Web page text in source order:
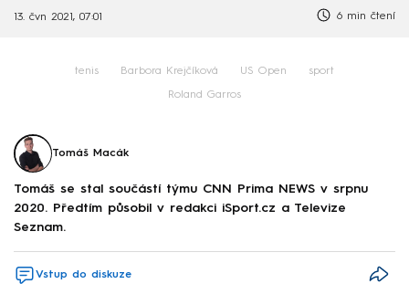
13. čvn 2021, 07:01 6 min čtení
tenis Barbora Krejčíková US Open sport
Roland Garros
Tomáš Macák
Tomáš se stal součástí týmu CNN Prima NEWS v srpnu
2020. Předtím působil v redakci iSport.cz a Televize
Seznam.
Vstup do diskuze